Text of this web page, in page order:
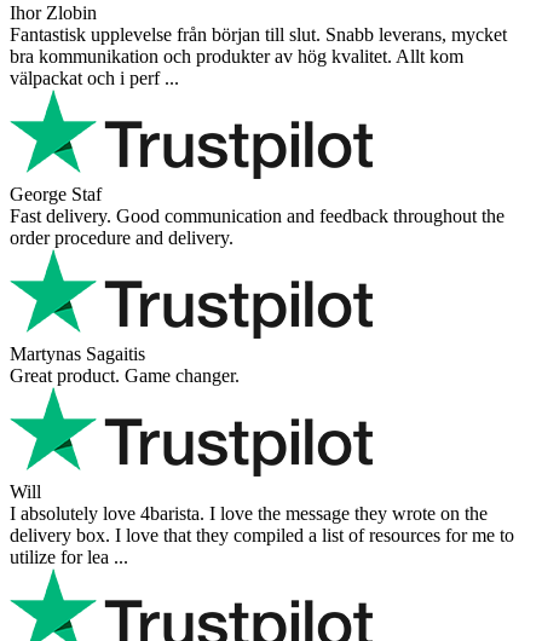
Ihor Zlobin
Fantastisk upplevelse från början till slut. Snabb leverans, mycket
bra kommunikation och produkter av hög kvalitet. Allt kom
välpackat och i perf ...
George Staf
Fast delivery. Good communication and feedback throughout the
order procedure and delivery.
Martynas Sagaitis
Great product. Game changer.
Will
I absolutely love 4barista. I love the message they wrote on the
delivery box. I love that they compiled a list of resources for me to
utilize for lea ...